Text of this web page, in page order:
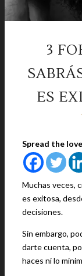
3
ES
Spread the love
Muchas veces,
es exitosa,
decisiones.
Sin embargo,
darte cuenta,
haces ni lo